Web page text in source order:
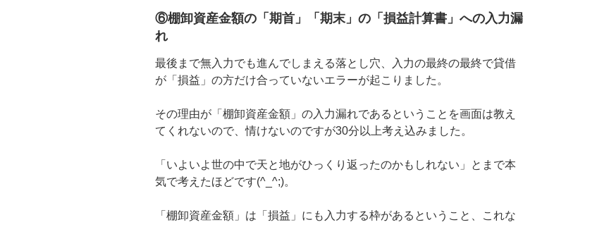
⑥棚卸資産金額の「期首」「期末」の「損益計算書」への入力漏
れ
最後まで無入力でも進んでしまえる落とし穴、入力の最終の最終で貸借
が「損益」の方だけ合っていないエラーが起こりました。
その理由が「棚卸資産金額」の入力漏れであるということを画面は教え
てくれないので、情けないのですが30分以上考え込みました。
「いよいよ世の中で天と地がひっくり返ったのかもしれない」とまで本
気で考えたほどです(^_^;)。
「棚卸資産金額」は「損益」にも入力する枠があるということ、これな